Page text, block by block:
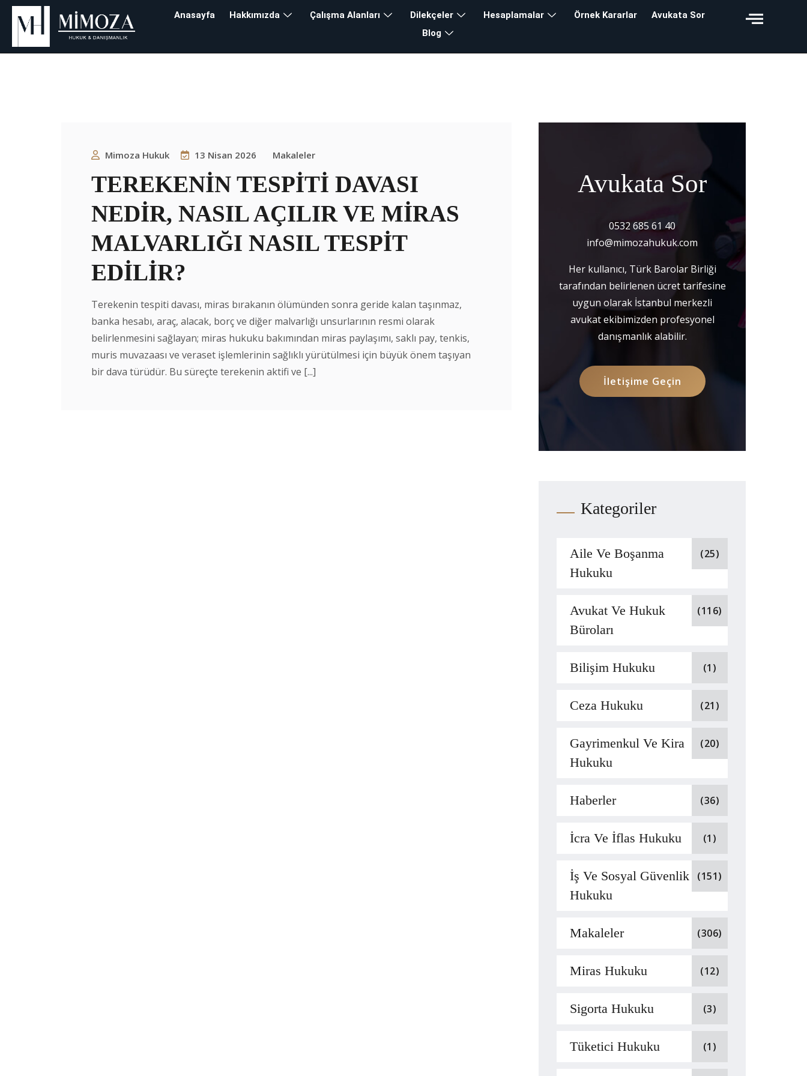
Anasayfa Hakkımızda Çalışma Alanları Dilekçeler Hesaplamalar Örnek Kararlar
Avukata Sor
Blog
Mimoza Hukuk 13 Nisan 2026 Makaleler
TEREKENİN TESPİTİ DAVASI
NEDİR, NASIL AÇILIR VE MİRAS
MALVARLIĞI NASIL TESPİT
EDİLİR?
Terekenin tespiti davası, miras bırakanın ölümünden sonra geride kalan taşınmaz,
banka hesabı, araç, alacak, borç ve diğer malvarlığı unsurlarının resmi olarak
belirlenmesini sağlayan; miras hukuku bakımından miras paylaşımı, saklı pay, tenkis,
muris muvazaası ve veraset işlemlerinin sağlıklı yürütülmesi için büyük önem taşıyan
bir dava türüdür. Bu süreçte terekenin aktifi ve [...]
Avukata Sor
0532 685 61 40
info@mimozahukuk.com
Her kullanıcı, Türk Barolar Birliği
tarafından belirlenen ücret tarifesine
uygun olarak İstanbul merkezli
avukat ekibimizden profesyonel
danışmanlık alabilir.
İletişime Geçin
Kategoriler
Aile Ve Boşanma
Hukuku
(25)
Avukat Ve Hukuk
Büroları
(116)
Bilişim Hukuku (1)
Ceza Hukuku (21)
Gayrimenkul Ve Kira
Hukuku
(20)
Haberler (36)
İcra Ve İflas Hukuku (1)
İş Ve Sosyal Güvenlik
Hukuku
(151)
Makaleler (306)
Miras Hukuku (12)
Sigorta Hukuku (3)
Tüketici Hukuku (1)